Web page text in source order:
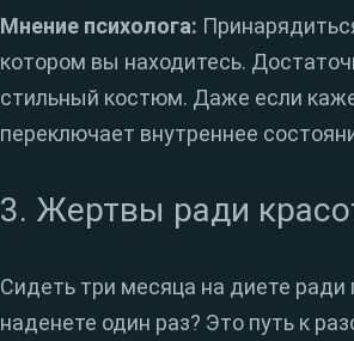
Мнение психолога:
котором вы находитесь.
стильный костюм. Даже если
переключает внутреннее
3. Жертвы ради
Сидеть три месяца на диете
наденете один раз? Это путь к